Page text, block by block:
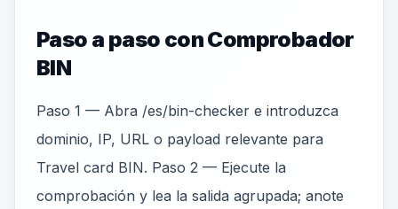
Paso a paso con Comprobador
BIN
Paso 1 — Abra /es/bin-checker e introduzca
dominio, IP, URL o payload relevante para
Travel card BIN. Paso 2 — Ejecute la
comprobación y lea la salida agrupada; anote